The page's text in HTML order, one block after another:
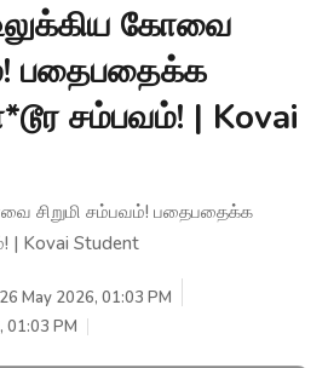
கோவை
பதைபதைக்க
சம்பவம்! | Kovai
சிறுமி சம்பவம்! பதைபதைக்க
| Kovai Student
26 May 2026, 01:03 PM
01:03 PM